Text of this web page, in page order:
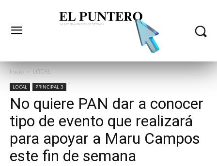
Inicio LOCAL
LOCAL PRINCIPAL 3
No quiere PAN dar a conocer
tipo de evento que realizará
para apoyar a Maru Campos
este fin de semana